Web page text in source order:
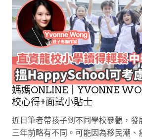
媽媽ONLINE｜YVONNE
校心得+面試小貼士
近日筆者帶孩子到不同學校參觀，發
三年前略有不同。可能因為移民潮、